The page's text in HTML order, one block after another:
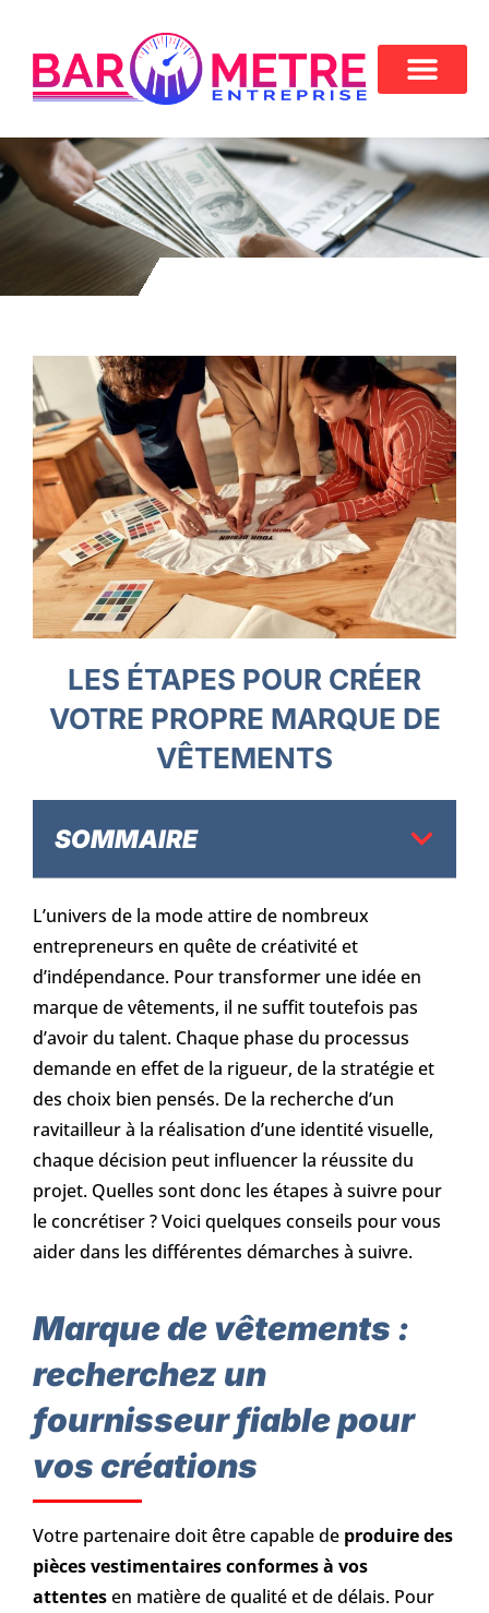
LES ÉTAPES POUR CRÉER
VOTRE PROPRE MARQUE DE
VÊTEMENTS
SOMMAIRE
L’univers de la mode attire de nombreux
entrepreneurs en quête de créativité et
d’indépendance. Pour transformer une idée en
marque de vêtements, il ne suffit toutefois pas
d’avoir du talent. Chaque phase du processus
demande en effet de la rigueur, de la stratégie et
des choix bien pensés. De la recherche d’un
ravitailleur à la réalisation d’une identité visuelle,
chaque décision peut influencer la réussite du
projet. Quelles sont donc les étapes à suivre pour
le concrétiser ? Voici quelques conseils pour vous
aider dans les différentes démarches à suivre.
Marque de vêtements :
recherchez un
fournisseur fiable pour
vos créations
Votre partenaire doit être capable de produire des
pièces vestimentaires conformes à vos
attentesen matière de qualité et de délais. Pour